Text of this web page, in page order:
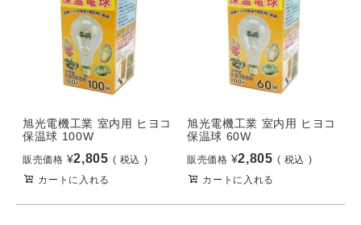
旭光電機工業 室内用 ヒヨコ
保温球 100W
販売価格 ¥2,805
税込
カートに入れる
旭光電機工業 室内用 ヒヨコ
保温球 60W
販売価格 ¥2,805
税込
カートに入れる